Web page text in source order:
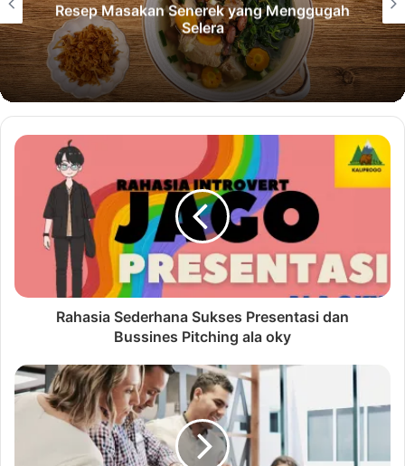
5 Prinsip Dasar Sun Tzu untuk Menghadapi
Tantangan Hidup Sehari-hari
Rahasia Sederhana Sukses Presentasi dan
Bussines Pitching ala oky